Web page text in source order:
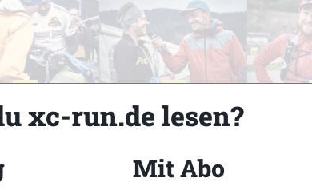
43 44
xc-run.de lesen?
Mit Abo